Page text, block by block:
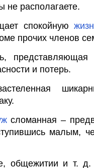
не располагаете.
спокойную
прочих членов
и потерь.
сломанная –
малым,
общежитии и т.